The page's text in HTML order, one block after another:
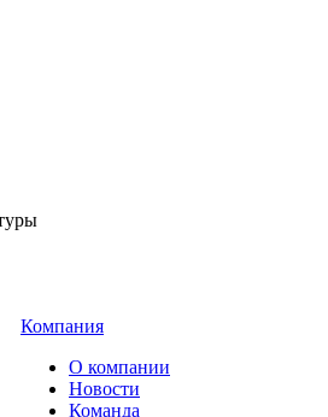
Компания
О компании
Новости
Команда